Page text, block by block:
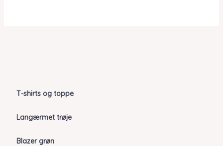
T-shirts og toppe
Langærmet trøje
Blazer grøn